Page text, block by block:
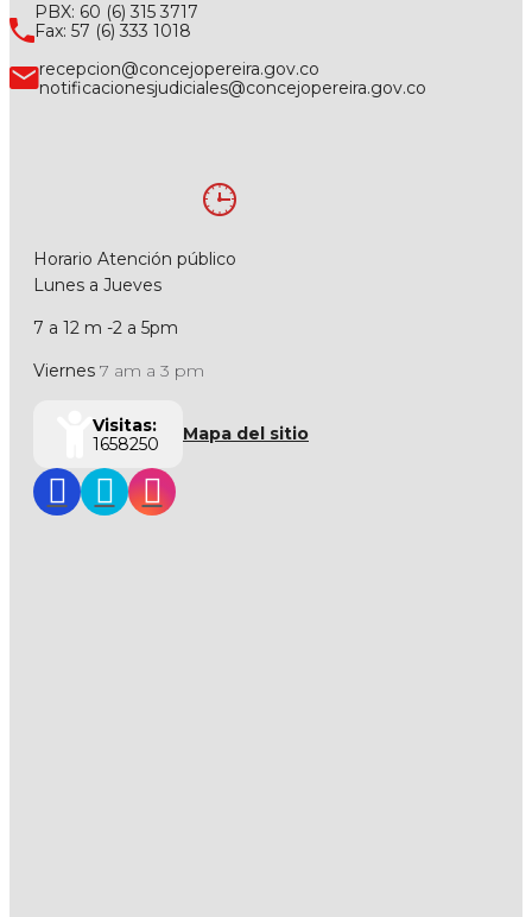
PBX: 60 (6) 315 3717
Fax: 57 (6) 333 1018
recepcion@concejopereira.gov.co
notificacionesjudiciales@concejopereira.gov.co
Horario Atención público
Lunes a Jueves
7 a 12 m -2 a 5pm
Viernes 7 am a 3 pm
Visitas:
1658250
Mapa del sitio